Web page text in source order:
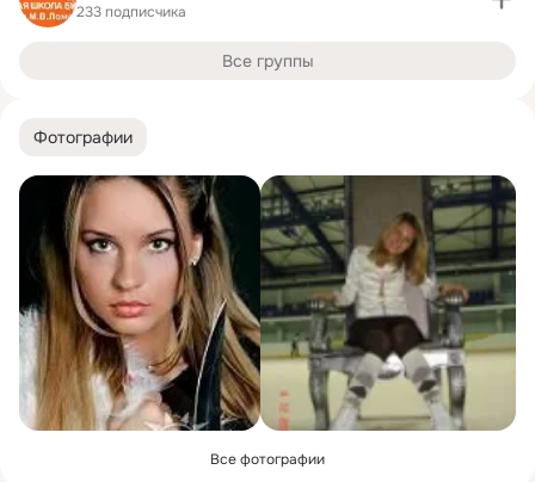
Фотографии
Все фотографии
233 подписчика
Все группы